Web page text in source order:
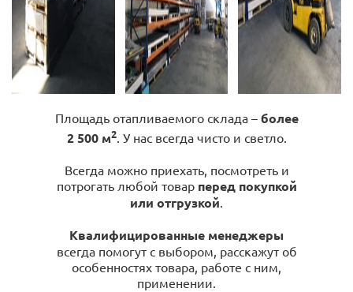
Площадь отапливаемого склада – более
2 500 м2. У нас всегда чисто и светло.
Всегда можно приехать, посмотреть и
потрогать любой товар перед покупкой
или отгрузкой.
Квалифицированные менеджеры
всегда помогут с выбором, расскажут об
особенностях товара, работе с ним,
применении.